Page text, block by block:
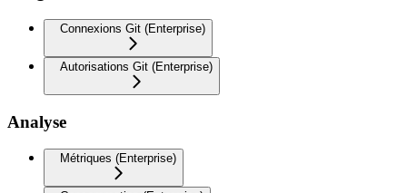
Connexions Git (Enterprise)
Autorisations Git (Enterprise)
Analyse
Métriques (Enterprise)